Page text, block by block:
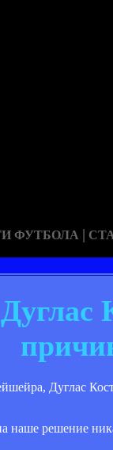
ФУТБОЛА |
Дуглас
наше решение